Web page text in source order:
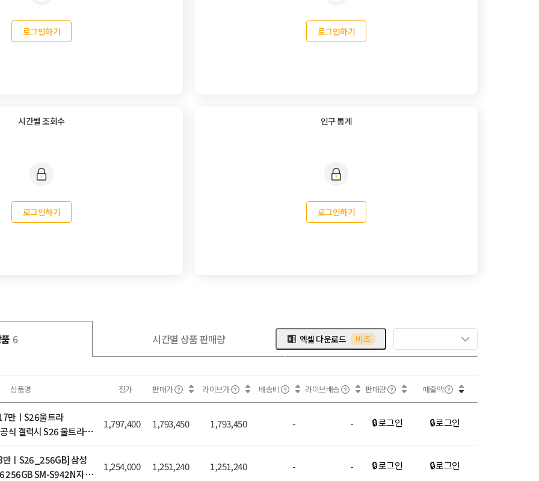
로그인하기 로그인하기
시간별 조회수
로그인하기
인구 통계
로그인하기
6 시간별 상품 판매량 엑셀 다운로드 비즈
상품명 정가 판매가 라이브가 배송비 라이브배송 판매량 매출액
만ㅣS26울트라
식 갤럭시 S26 울트라
1,797,400 1,793,450 1,793,450 - - 🔒 로그인 🔒 로그인
만ㅣS26_256GB] 삼성
256GB SM-S942N 자급
1,254,000 1,251,240 1,251,240 - - 🔒 로그인 🔒 로그인